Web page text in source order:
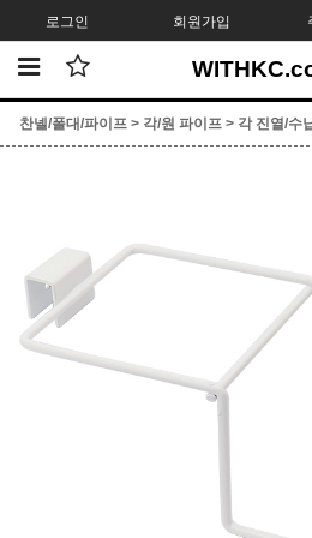
로그인 회원가입
찬넬/폴대/파이프 > 각/원 파이프 > 각 진열/수